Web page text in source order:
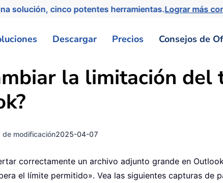
solución, cinco potentes herramientas.Lograr más
Descargar Precios Consejos de
la limitación
de modificación2025-04-07
correctamente un archivo adjunto grande en
el límite permitido». Vea las siguientes capturas